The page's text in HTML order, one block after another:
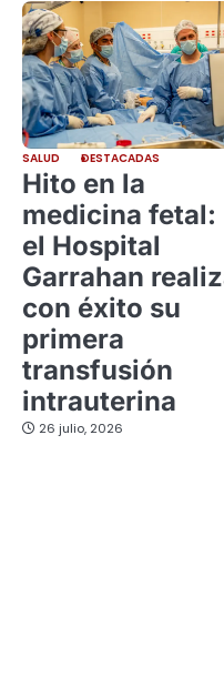
SALUD DESTACADAS
Hito en la
medicina fetal:
el Hospital
Garrahan
con éxito su
primera
transfusión
intrauterina
26 julio, 2026